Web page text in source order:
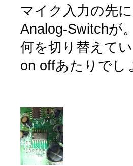
マイク入力の先
Analog-Switchが。
何を切り替えて
on offあたりでし